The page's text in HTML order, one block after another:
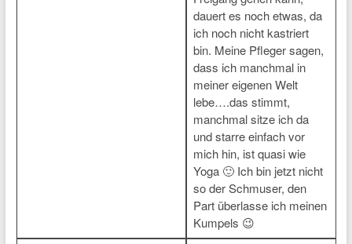
dauert es noch etwas, da
ich noch nicht kastriert
bin. Meine Pfleger sagen,
dass ich manchmal in
meiner eigenen Welt
lebe….das stimmt,
manchmal sitze ich da
und starre einfach vor
mich hin, ist quasi wie
Yoga 🙂 Ich bin jetzt nicht
so der Schmuser, den
Part überlasse ich meinen
Kumpels 😉